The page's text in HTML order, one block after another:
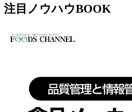
注目ノウハウBOOK